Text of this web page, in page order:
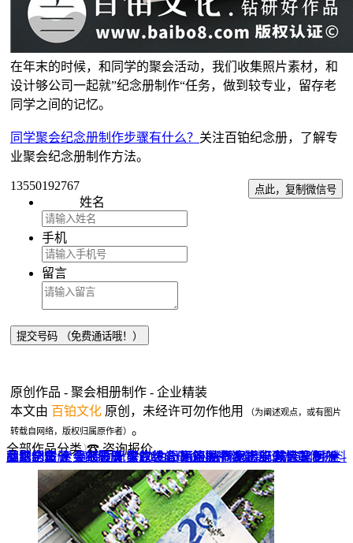
在年末的时候，和同学的聚会活动，我们收集照片素材，和
设计够公司一起就”纪念册制作“任务，做到较专业，留存老
同学之间的记忆。
同学聚会纪念册制作步骤有什么？ 关注百铂纪念册，了解专
业聚会纪念册制作方法。
13550192767 点此，复制微信号
姓名
手机
留言
原创作品 - 聚会相册制作 - 企业精装
本文由 百铂文化 原创，未经许可勿作他用
（为阐述观点，或有图片
转载自网络，版权归属原作者） 。
全部作品分类 ☎ 咨询报价
品牌全案 ▼ 宣传画册 VI+LOGO 企业刊物 包装设计 宣传物料
网站UI设计 导视设计 餐饮设计 酒店品牌设计 纪念相册 ▼
企业纪念册 聚会纪念册 毕业纪念册 领导/同事相册 成人礼相册
战友纪念册 个人影集 家庭/生日相册 旅行纪念册 精装定制 ▼
菜谱制作 企业邮册 光盘包装盒 高端楼书 家谱族谱 家具画册